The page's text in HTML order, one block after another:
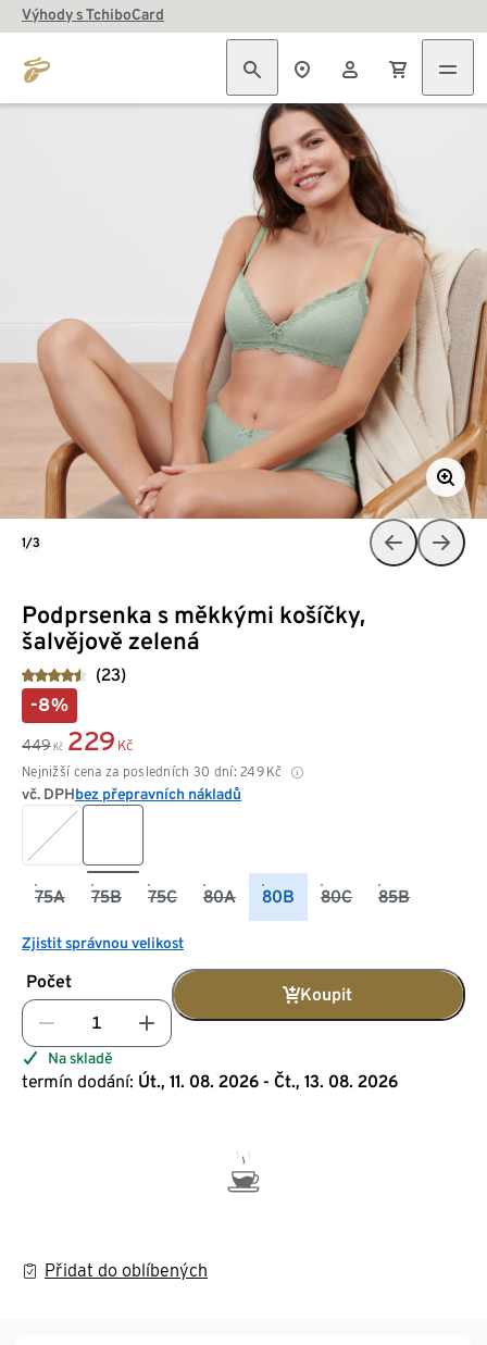
Výhody s TchiboCard
Podprsenka s měkkými košíčky,
šalvějově zelená
(23)
-8%
449 Kč 229 Kč
Nejnižší cena za posledních 30 dní: 249 Kč
vč. DPHbez přepravních nákladů
75A 75B 75C 80A 80B 80C 85B
Zjistit správnou velikost
Počet
Koupit
Na skladě
termín dodání: Út., 11. 08. 2026 - Čt., 13. 08. 2026
Přidat do oblíbených
1/3